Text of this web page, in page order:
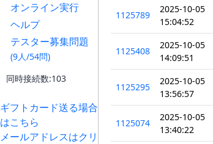
オンライン実行
ヘルプ
テスター募集問題
(9人/54問)
同時接続数:103
ギフトカード送る場合
はこちら
メールアドレスはクリ
1125789
2025-10-05
15:04:52
1125408
2025-10-05
14:09:51
1125295
2025-10-05
13:56:57
1125074
2025-10-05
13:40:22